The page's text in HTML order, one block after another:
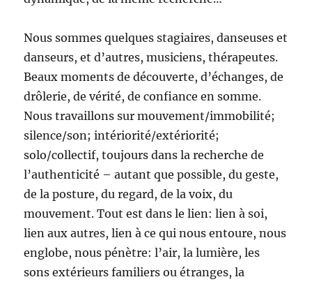
Nous sommes quelques stagiaires, danseuses et
danseurs, et d’autres, musiciens, thérapeutes.
Beaux moments de découverte, d’échanges, de
drôlerie, de vérité, de confiance en somme.
Nous travaillons sur mouvement/immobilité;
silence/son; intériorité/extériorité;
solo/collectif, toujours dans la recherche de
l’authenticité – autant que possible, du geste,
de la posture, du regard, de la voix, du
mouvement. Tout est dans le lien: lien à soi,
lien aux autres, lien à ce qui nous entoure, nous
englobe, nous pénètre: l’air, la lumière, les
sons extérieurs familiers ou étranges, la